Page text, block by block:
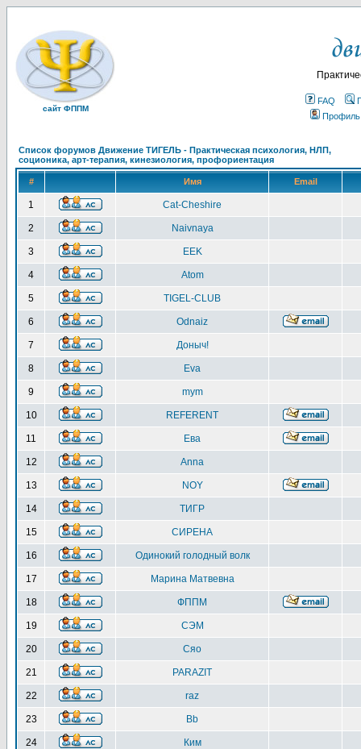
сайт ФППМ
FAQ
Профиль
Список форумов Движение ТИГЕЛЬ - Практическая психология, НЛП,
соционика, арт-терапия, кинезиология, профориентация
# Имя Email
1 Cat-Cheshire
2 Naivnaya
3 EEK
4 Atom
5 TIGEL-CLUB
6 Odnaiz
7 Доныч!
8 Eva
9 mym
10 REFERENT
11 Ева
12 Anna
13 NOY
14 ТИГР
15 СИРЕНА
16 Одинокий голодный волк
17 Марина Матвевна
18 ФППМ
19 СЭМ
20 Сяо
21 PARAZIT
22 raz
23 Bb
24 Ким